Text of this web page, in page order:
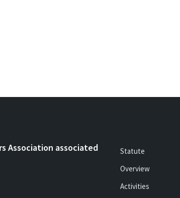
Association associated
Statute
Overview
Activities